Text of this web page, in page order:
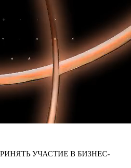
УЧАСТИЕ В БИЗНЕС-